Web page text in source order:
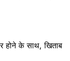
होने के साथ, खिताब